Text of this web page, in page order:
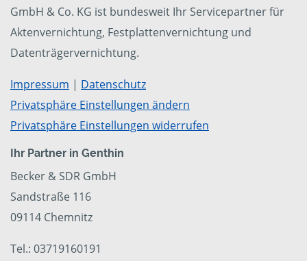
GmbH & Co. KG ist bundesweit Ihr Servicepartner für
Aktenvernichtung, Festplattenvernichtung und
Datenträgervernichtung.
Impressum | Datenschutz
Privatsphäre Einstellungen ändern
Privatsphäre Einstellungen widerrufen
Ihr Partner in Genthin
Becker & SDR GmbH
Sandstraße 116
09114 Chemnitz
Tel.: 03719160191